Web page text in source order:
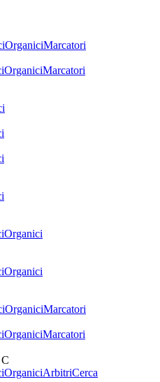
OrganiciMarcatori
OrganiciMarcatori
Organici
Organici
OrganiciMarcatori
OrganiciMarcatori
OrganiciArbitriCerca